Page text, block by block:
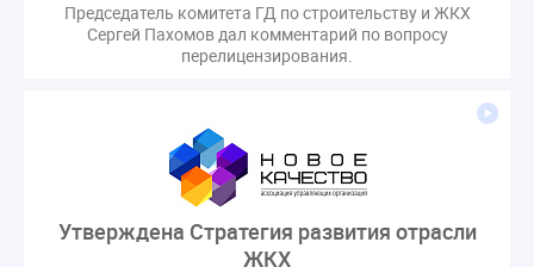
Председатель комитета ГД по строительству и ЖКХ
Сергей Пахомов дал комментарий по вопросу
перелицензирования.
Утверждена Стратегия развития отрасли
ЖКХ